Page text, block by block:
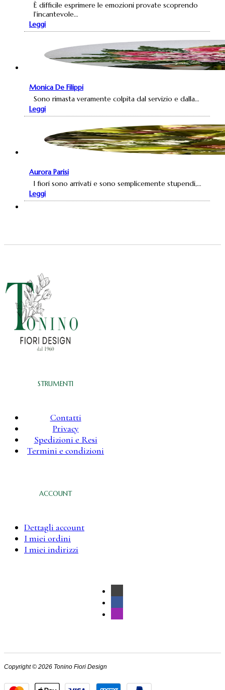
È difficile esprimere le emozioni provate scoprendo
l'incantevole…
Leggi
Monica De Filippi
Sono rimasta veramente colpita dal servizio e dalla…
Leggi
Aurora Parisi
I fiori sono arrivati e sono semplicemente stupendi,…
Leggi
STRUMENTI
Contatti
Privacy
Spedizioni e Resi
Termini e condizioni
ACCOUNT
Dettagli account
I miei ordini
I miei indirizzi
Copyright © 2026 Tonino Fiori Design